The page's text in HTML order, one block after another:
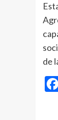
de